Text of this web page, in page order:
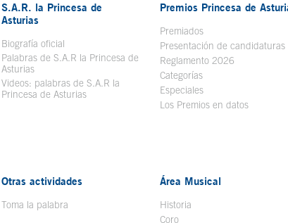
nueva
S.A.R. la Princesa de
Asturias
Biografía oficial Se abre en ventana nueva
Palabras de S.A.R la Princesa de
Asturias
Videos: palabras de S.A.R la
Princesa de Asturias
Premios Princesa de
Premiados
Presentación de candidaturas
Reglamento 2026
Categorías
Especiales
Los Premios en datos
Otras actividades
Toma la palabra
Área Musical
Historia
Coro